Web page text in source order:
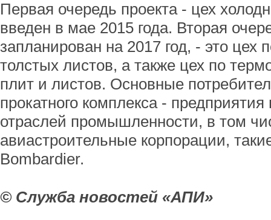
Первая очередь проекта - цех
введен в мае 2015 года. Вторая
запланирован на 2017 год, - это цех
толстых листов, а также цех по
плит и листов. Основные
прокатного комплекса -
отраслей промышленности, в том
авиастроительные корпорации,
Bombardier.
© Служба новостей «АПИ»